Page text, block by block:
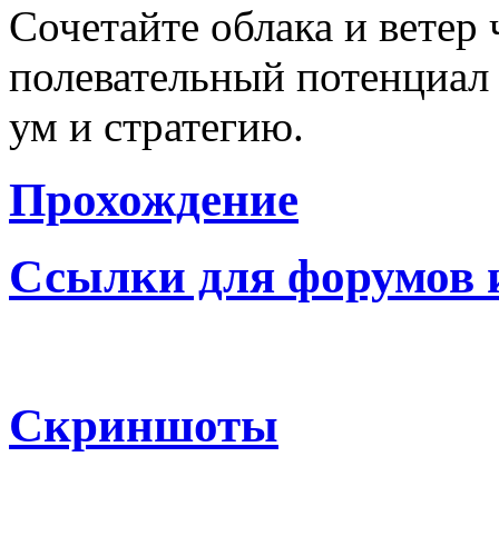
Сочетайте облака и
полевательный
ум и стратегию.
Прохождение
Ссылки для форумов
Скриншоты